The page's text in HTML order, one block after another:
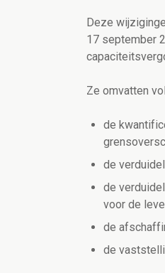
Deze
17 september
Ze omvatten
de
de
de
voor de
de
de